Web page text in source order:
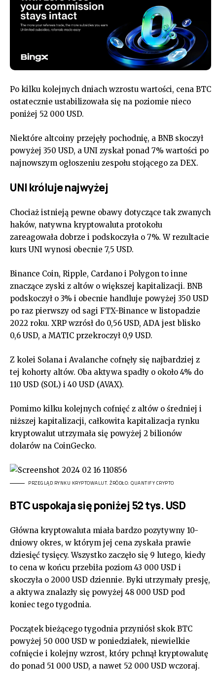
Po kilku kolejnych dniach wzrostu wartości, cena BTC
ostatecznie ustabilizowała się na poziomie nieco
poniżej 52 000 USD.
Niektóre altcoiny przejęły pochodnię, a BNB skoczył
powyżej 350 USD, a UNI zyskał ponad 7% wartości po
najnowszym ogłoszeniu zespołu stojącego za DEX.
UNI króluje najwyżej
Chociaż istnieją pewne obawy dotyczące tak zwanych
haków, natywna kryptowaluta protokołu
zareagowała dobrze i podskoczyła o 7%. W rezultacie
kurs UNI wynosi obecnie 7,5 USD.
Binance Coin, Ripple, Cardano i Polygon to inne
znaczące zyski z altów o większej kapitalizacji. BNB
podskoczył o 3% i obecnie handluje powyżej 350 USD
po raz pierwszy od sagi FTX-Binance w listopadzie
2022 roku. XRP wzrósł do 0,56 USD, ADA jest blisko
0,6 USD, a MATIC przekroczył 0,9 USD.
Z kolei Solana i Avalanche cofnęły się najbardziej z
tej kohorty altów. Oba aktywa spadły o około 4% do
110 USD (SOL) i 40 USD (AVAX).
Pomimo kilku kolejnych cofnięć z altów o średniej i
niższej kapitalizacji, całkowita kapitalizacja rynku
kryptowalut utrzymała się powyżej 2 bilionów
dolarów na CoinGecko.
PRZEGLĄD RYNKU KRYPTOWALUT. ŹRÓDŁO: QUANTIFY CRYPTO
BTC uspokaja się poniżej 52 tys. USD
Główna kryptowaluta miała bardzo pozytywny 10-
dniowy okres, w którym jej cena zyskała prawie
dziesięć tysięcy. Wszystko zaczęło się 9 lutego, kiedy
to cena w końcu przebiła poziom 43 000 USD i
skoczyła o 2000 USD dziennie. Byki utrzymały presję,
a aktywa znalazły się powyżej 48 000 USD pod
koniec tego tygodnia.
Początek bieżącego tygodnia przyniósł skok BTC
powyżej 50 000 USD w poniedziałek, niewielkie
cofnięcie i kolejny wzrost, który pchnął kryptowalutę
do ponad 51 000 USD, a nawet 52 000 USD wczoraj.